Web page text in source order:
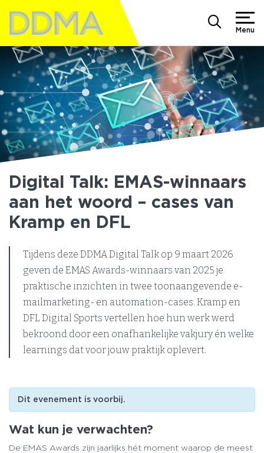
Menu
Digital Talk: EMAS-winnaars
aan het woord – cases van
Kramp en DFL
Tijdens deze DDMA Digital Talk op 9 maart 2026
geven de EMAS Awards-winnaars van 2025 je
praktische inzichten in twee toonaangevende e-
mailmarketing- en automation-cases. Kramp en
DFL Digital Sports vertellen hoe hun werk werd
bekroond door een onafhankelijke vakjury én welke
learnings dat voor jouw praktijk oplevert.
Dit evenement is voorbij.
Wat kun je verwachten?
De EMAS Awards zijn jaarlijks hét moment waarop de meest